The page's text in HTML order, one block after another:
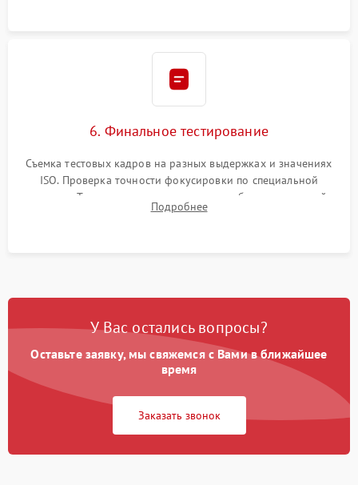
6. Финальное тестирование
Съемка тестовых кадров на разных выдержках и значениях
ISO. Проверка точности фокусировки по специальной
мишени. Тест записи на карту памяти, работы встроенной
вспышки, микрофона и всех кнопок управления.
Подробнее
У Вас остались вопросы?
Оставьте заявку, мы свяжемся с Вами в ближайшее
время
Заказать звонок